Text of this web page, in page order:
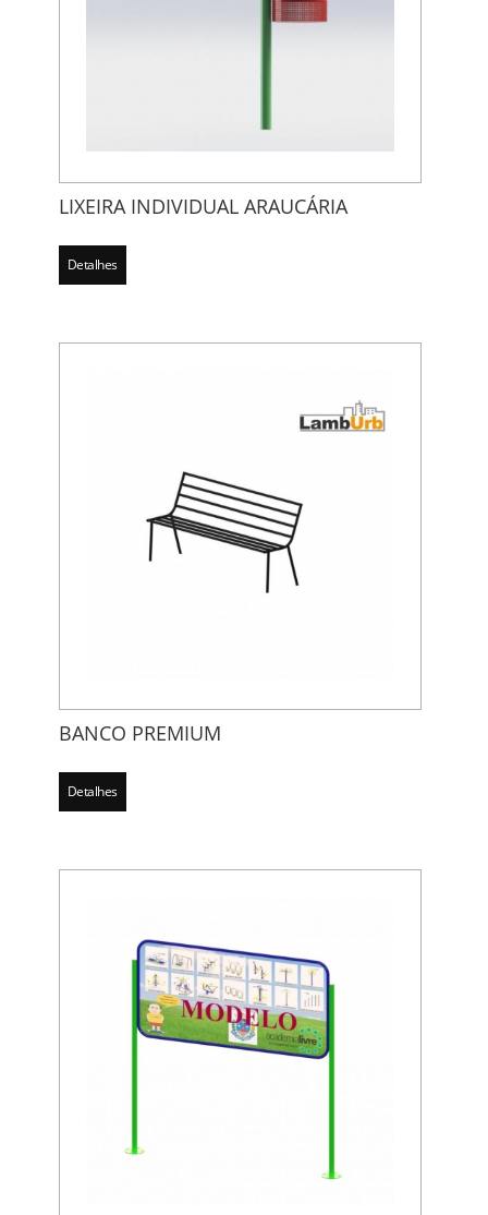
LIXEIRA INDIVIDUAL ARAUCÁRIA
Detalhes
BANCO PREMIUM
Detalhes